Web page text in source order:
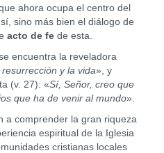
ahora ocupa el centro del
sino más bien el diálogo de
acto de fede esta.
encuentra la reveladora
resurrección y la vida», y
(v. 27): «Sí, Señor, creo que
que ha de venir al mundo».
a comprender la gran riqueza
espiritual de la Iglesia
cristianas locales